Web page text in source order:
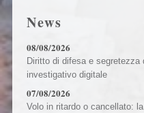
News
08/08/2026
Diritto di difesa e
investigativo digitale
07/08/2026
Volo in ritardo o cancellato: